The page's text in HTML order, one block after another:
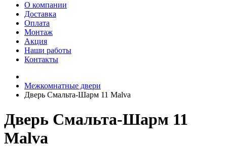
О компании
Доставка
Оплата
Монтаж
Акция
Наши работы
Контакты
Межкомнатные двери
Дверь Смальта-Шарм 11 Malva
Дверь Смальта-Шарм 11
Malva